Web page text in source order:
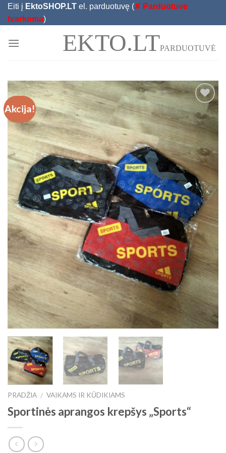
Skip
Eiti į EktoSHOP.LT el. parduotuvę (✘ Parduotuvė
tvarkoma)
EKTO.LTPARDUOTUVĖ
Akcija!
Add to
Wishlist
PRADŽIA / VAIKAMS IR KŪDIKIAMS
Sportinės aprangos krepšys „Sports“